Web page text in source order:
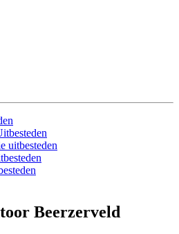
uitbesteden
Beerzerveld